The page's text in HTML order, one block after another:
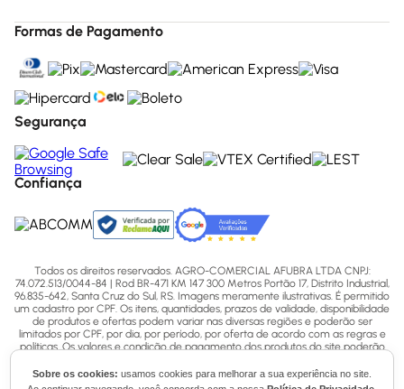
Sobre os cookies: usamos cookies para melhorar a sua experiência no site.
Formas de Pagamento
Segurança
Confiança
Todos os direitos reservados. AGRO-COMERCIAL AFUBRA LTDA CNPJ:
74.072.513/0044-84 | Rod BR-471 KM 147 300 Metros Portão 17, Distrito Industrial,
96.835-642, Santa Cruz do Sul, RS. Imagens meramente ilustrativas. É permitido
um cadastro por CPF. Os itens, quantidades, prazos de validade, disponibilidade
de produtos e ofertas podem variar nas diversas regiões e poderão ser
limitados por CPF, por dia, por período, por oferta de acordo com as regras e
políticas. Os valores e condição de pagamento dos produtos do site poderão
Políticas ou entre em contato via ligação (51) 3713-7770, WhatsApp pelo número
(51) 3713-7750 ou email - sac@afubra.com.br.